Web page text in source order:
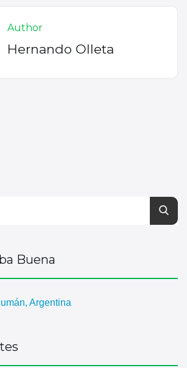
Author
Hernando Olleta
Buena
Argentina